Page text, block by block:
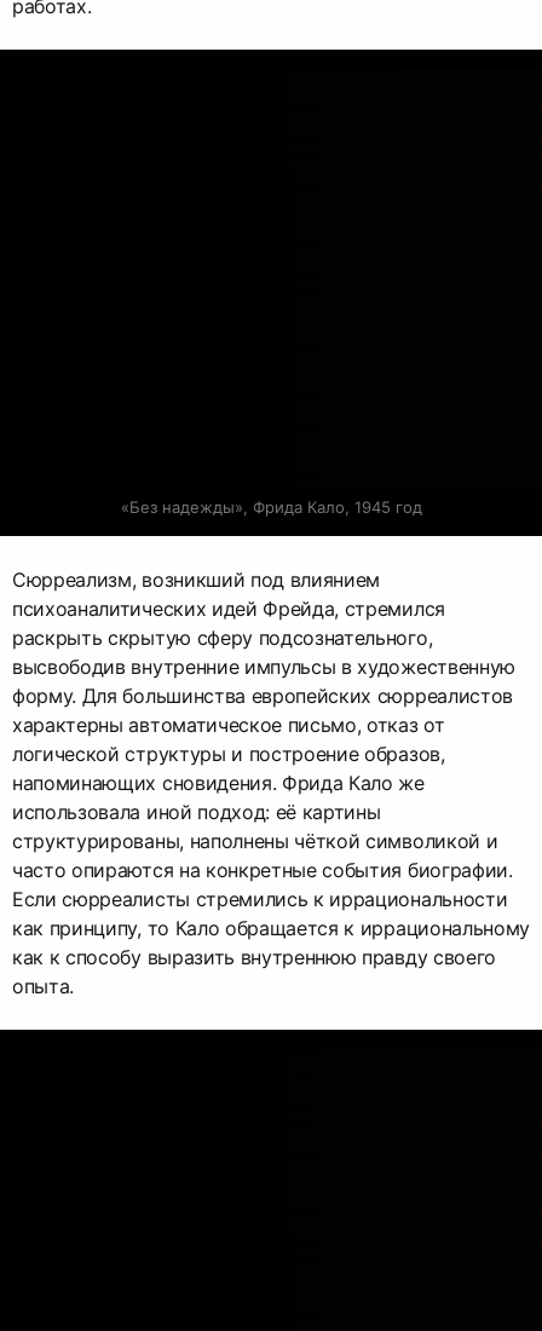
работах.
«Без надежды», Фрида Кало, 1945 год
Сюрреализм, возникший под влиянием
психоаналитических идей Фрейда, стремился
раскрыть скрытую сферу подсознательного,
высвободив внутренние импульсы в художественную
форму. Для большинства европейских сюрреалистов
характерны автоматическое письмо, отказ от
логической структуры и построение образов,
напоминающих сновидения. Фрида Кало же
использовала иной подход: её картины
структурированы, наполнены чёткой символикой и
часто опираются на конкретные события биографии.
Если сюрреалисты стремились к иррациональности
как принципу, то Кало обращается к иррациональному
как к способу выразить внутреннюю правду своего
опыта.